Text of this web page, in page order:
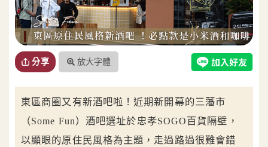
分享 放大字體
東區商圈又有新酒吧啦！近期新開幕的三藩市
（Some Fun）酒吧選址於忠孝SOGO百貨隔壁，
以顯眼的原住民風格為主題，走過路過很難會錯